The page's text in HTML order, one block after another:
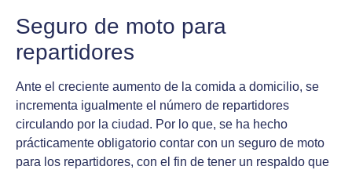
Seguro de moto para
repartidores
Ante el creciente aumento de la comida a domicilio, se
incrementa igualmente el número de repartidores
circulando por la ciudad. Por lo que, se ha hecho
prácticamente obligatorio contar con un seguro de moto
para los repartidores, con el fin de tener un respaldo que